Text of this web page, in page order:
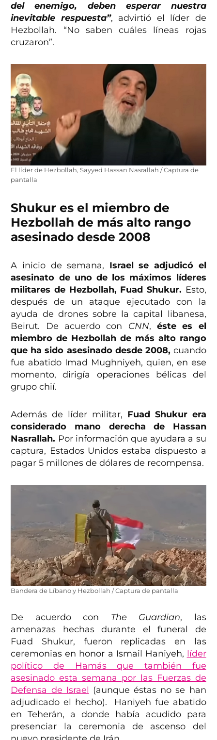
del enemigo, deben esperar nuestra
inevitable respuesta”, advirtió el líder de
Hezbollah. “No saben cuáles líneas rojas
cruzaron”.
El líder de Hezbollah, Sayyed Hassan Nasrallah / Captura de
pantalla
Shukur es el miembro de
Hezbollah de más alto rango
asesinado desde 2008
A inicio de semana, Israel se adjudicó el
asesinato de uno de los máximos líderes
militares de Hezbollah, Fuad Shukur. Esto,
después de un ataque ejecutado con la
ayuda de drones sobre la capital libanesa,
Beirut. De acuerdo con CNN, éste es el
miembro de Hezbollah de más alto rango
que ha sido asesinado desde 2008, cuando
fue abatido Imad Mughniyeh, quien, en ese
momento, dirigía operaciones bélicas del
grupo chií.
Además de líder militar, Fuad Shukur era
considerado mano derecha de Hassan
Nasrallah. Por información que ayudara a su
captura, Estados Unidos estaba dispuesto a
pagar 5 millones de dólares de recompensa.
Bandera de Líbano y Hezbollah / Captura de pantalla
De acuerdo con The Guardian, las
amenazas hechas durante el funeral de
Fuad Shukur, fueron replicadas en las
ceremonias en honor a Ismail Haniyeh, líder
político de Hamás que también fue
asesinado esta semana por las Fuerzas de
Defensa de Israel (aunque éstas no se han
adjudicado el hecho). Haniyeh fue abatido
en Teherán, a donde había acudido para
presenciar la ceremonia de ascenso del